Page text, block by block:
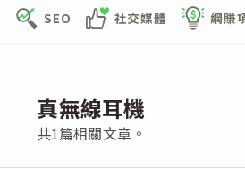
SEO 社交媒體 網賺
真無線耳機
共1篇相關文章。